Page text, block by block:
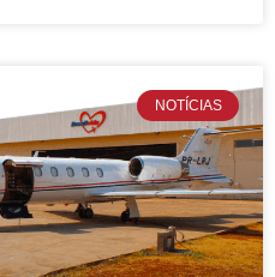
NOTÍCIAS